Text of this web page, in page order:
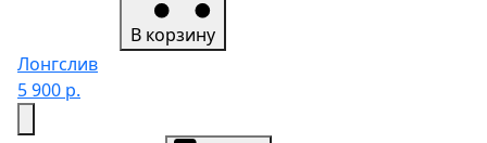
В корзину
Лонгслив
5 900 р.